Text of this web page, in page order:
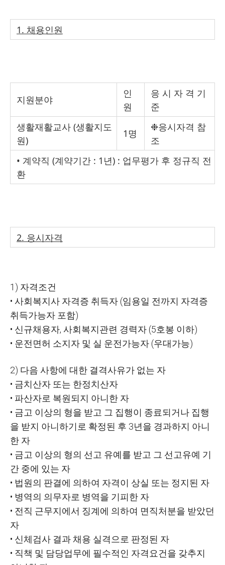
1. 채용인원
지원분야
인
원
응 시 자 격 기
준
생활재활교사 (생활지도
원)
1 명
❉응시자격 참
조
• 계약직 (계약기간 : 1 년) : 업무평가 후 정규직 전
환
2. 응시자격
1) 자격조건
• 사회복지사 자격증 취득자 (임용일 전까지 자격증
취득가능자 포함)
• 신규채용자, 사회복지관련 경력자 (5호봉 이하)
• 운전면허 소지자 및 실 운전가능자 (우대가능)
2) 다음 사항에 대한 결격사유가 없는 자
• 금치산자 또는 한정치산자
• 파산자로 복원되지 아니한 자
• 금고 이상의 형을 받고 그 집행이 종료되거나 집행
을 받지 아니하기로 확정된 후 3년을 경과하지 아니
한 자
• 금고 이상의 형의 선고 유예를 받고 그 선고유예 기
간 중에 있는 자
• 법원의 판결에 의하여 자격이 상실 또는 정지된 자
• 병역의 의무자로 병역을 기피한 자
• 전직 근무지에서 징계에 의하여 면직처분을 받았던
자
• 신체검사 결과 채용 실격으로 판정된 자
• 직책 및 담당업무에 필수적인 자격요건을 갖추지